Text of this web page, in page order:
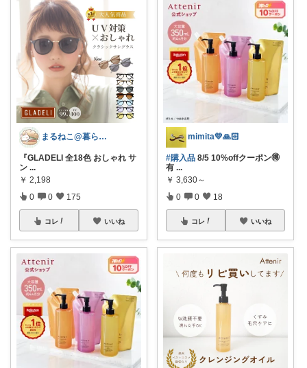
まるねこ@暮らしと子育て🐈️🌸
『GLADELI 全18色 おしゃれ サ
ン ...
￥ 2,198
0 0 175
コレ いいね
mimita💛🙏🏻
#購入品 8/5 10%offクーポン🉐
有 ...
￥ 3,630～
0 0 18
コレ いいね